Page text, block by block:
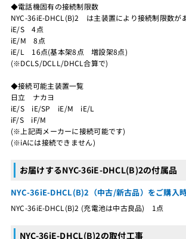
◆電話機固有の接続制限数
NYC-36iE-DHCL(B)2 は主装置により接続制限数が
iE/S 4点
iE/M 8点
iE/L 16点(基本架8点 増設架8点)
(※DCLS/DCLL/DHCL合算で)
◆接続可能主装置一覧
日立 ナカヨ
iE/S iE/SP iE/M iE/L
iF/S iF/M
(※上記両メーカーに接続可能です)
(※iAには接続できません)
お届けするNYC-36iE-DHCL(B)2の付属品
NYC-36iE-DHCL(B)2（中古/新古品）をご購入
NYC-36iE-DHCL(B)2 (充電池は中古良品) 1点
NYC-36iE-DHCL(B)2の取付工事